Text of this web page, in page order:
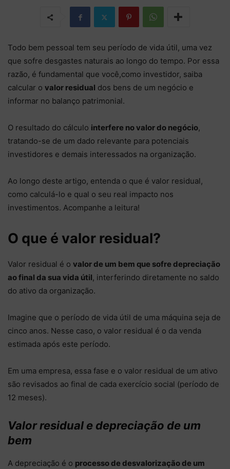
Todo bem pessoal tem seu período de vida útil, uma vez
que sofre desgastes naturais ao longo do tempo. Por essa
razão, é fundamental que você,como investidor, saiba
calcular o valor residual dos bens de um negócio e
informar no balanço patrimonial.
O resultado do cálculo interfere no valor do negócio,
tratando-se de um dado relevante para potenciais
investidores e demais interessados na organização.
Ao longo deste artigo, entenda o que é valor residual,
como calculá-lo e qual o seu real impacto nos
investimentos. Acompanhe a leitura!
O que é valor residual?
Valor residual é o valor de um bem que sofre depreciação
ao final da sua vida útil, interferindo diretamente no saldo
do ativo da organização.
Imagine que o período de vida útil de uma máquina seja de
cinco anos. Nesse caso, o valor residual é o da venda
estimada após este período.
Em uma empresa, essa fase e o valor residual de um ativo
são revisados ao final de cada exercício social (período de
12 meses).
Valor residual e depreciação de um
bem
A depreciação é o processo de desvalorização de um